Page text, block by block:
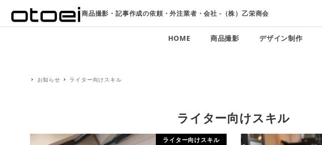
商品撮影・記事作成の依頼・外注業者・会社 -（株）乙栄商会
HOME 商品撮影 デザイン制作
お知らせ ライター向けスキル
ライター向けスキル
ライター向けスキル